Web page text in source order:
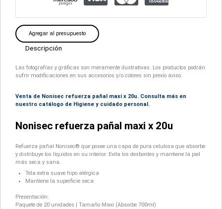
Agregar al presupuesto
Descripción
Las fotografías y gráficas son meramente ilustrativas. Los productos podrán
sufrir modificaciones en sus accesorios y/o colores sin previo aviso.
Venta de Nonisec refuerza pañal maxi x 20u. Consulta más en
nuestro catálogo de Higiene y cuidado personal.
Nonisec refuerza pañal maxi x 20u
Refuerza pañal Nonisec® que posee una capa de pura celulosa que absorbe
y distribuye los líquidos en su interior. Evita los desbordes y mantiene la piel
más seca y sana.
Tela extra suave hipo alérgica
Mantiene la superficie seca
Presentación:
Paquete de 20 unidades | Tamaño Maxi (Absorbe 700ml)